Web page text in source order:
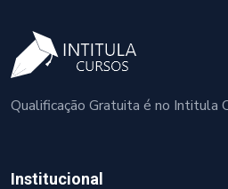
Qualificação Gratuita é no Intitula
Institucional